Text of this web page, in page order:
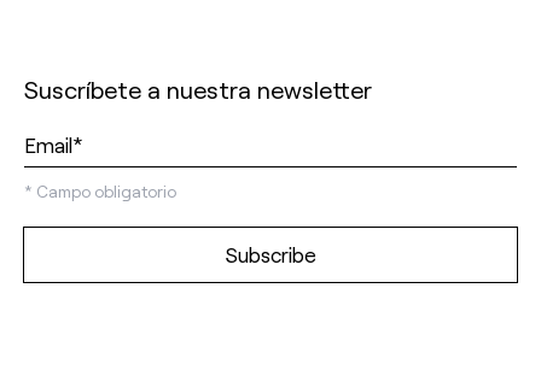
Suscríbete a nuestra newsletter
* Campo obligatorio